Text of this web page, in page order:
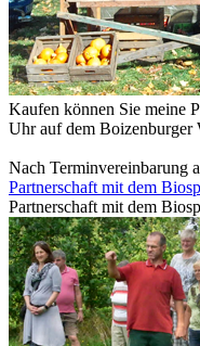
Kaufen können Sie meine
Uhr auf dem Boizenburger
Nach Terminvereinbarung
Partnerschaft mit dem
Partnerschaft mit dem